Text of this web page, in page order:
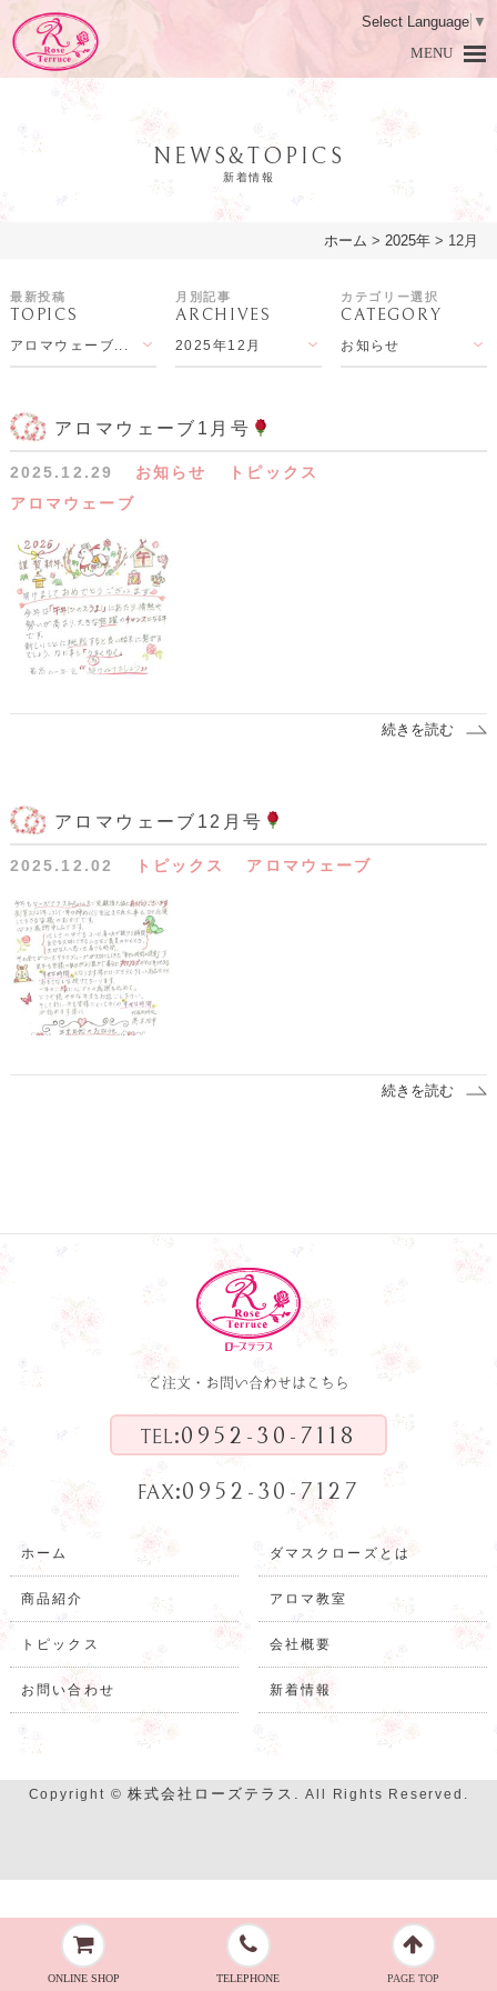
Select Language ▼
MENU
DAMASK ROSE
PRODUCTS 商品紹介
LESSON
NEWS&TOPICS
新着情報
ホーム >2025年 > 12月
最新投稿
TOPICS
アロマウェーブ...
月別記事
ARCHIVES
2025年12月
カテゴリー選択
CATEGORY
お知らせ
アロマウェーブ1月号
2025.12.29 お知らせ
トピックス
アロマウェーブ
続きを読む
アロマウェーブ12月号
2025.12.02 トピックス アロマウェーブ
続きを読む
ご注文・お問い合わせはこちら
TEL:0952-30-7118
FAX:0952-30-7127
ホーム ダマスクローズとは
商品紹介 アロマ教室
トピックス 会社概要
お問い合わせ 新着情報
Copyright ©株式会社ローズテラス. All Rights Reserved.
ONLINE SHOP TELEPHONE PAGE TOP